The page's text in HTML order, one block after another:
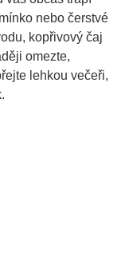
nebo čerstvé
kopřivový čaj
omezte,
lehkou večeři,